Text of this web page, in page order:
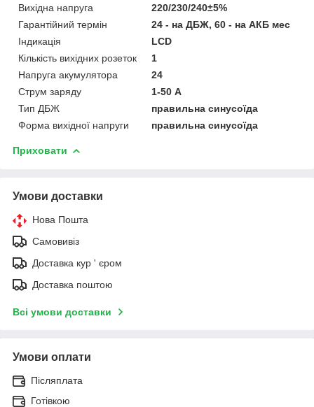
Вихідна напруга
220/230/240±5%
Гарантійний термін
24 - на ДБЖ, 60 - на АКБ мес
Індикація
LCD
Кількість вихідних розеток
1
Напруга акумулятора
24
Струм заряду
1-50 А
Тип ДБЖ
правильна синусоїда
Форма вихідної напруги
правильна синусоїда
Приховати
Умови доставки
Нова Пошта
Самовивіз
Доставка кур ' єром
Доставка поштою
Всі умови доставки
Умови оплати
Післяплата
Готівкою